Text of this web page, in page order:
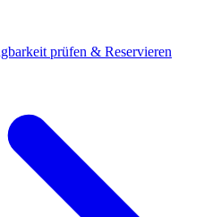
prüfen & Reservieren